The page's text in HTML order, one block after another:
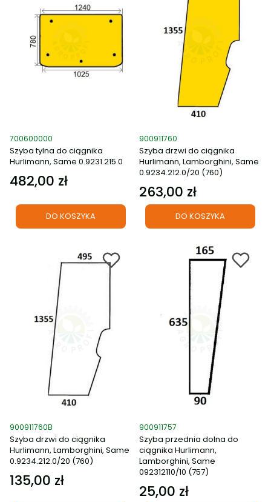
Kod produktu
700600000
Szyba tylna do ciągnika
Hurlimann, Same 0.9231.215.0
Cena
482,00 zł
DO KOSZYKA
Kod produktu
900911760
Szyba drzwi do ciągnika
Hurlimann, Lamborghini, Same
0.9234.212.0/20 (760)
Cena
263,00 zł
DO KOSZYKA
Kod produktu
900911760B
Szyba drzwi do ciągnika
Hurlimann, Lamborghini, Same
0.9234.212.0/20 (760)
Cena
135,00 zł
Kod produktu
900911757
Szyba przednia dolna do
ciągnika Hurlimann,
Lamborghini, Same
092312110/10 (757)
Cena
25,00 zł